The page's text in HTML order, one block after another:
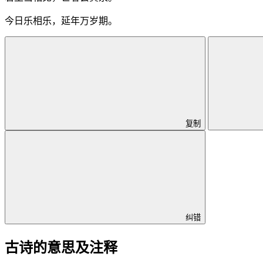
今日乐相乐，延年万岁期。
复制
纠错
古诗的意思及注释